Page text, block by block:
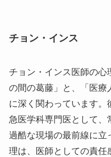
チョン・インス
チョン・インス医師の
の間の葛藤」と、「医療
に深く関わっています。
急医学科専門医として、
過酷な現場の最前線に立
理は、医師としての責任